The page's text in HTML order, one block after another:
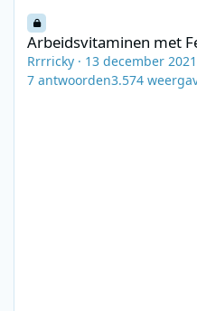
Arbeidsvitaminen met
Rrrricky · 13 december 2021
7 antwoorden3.574